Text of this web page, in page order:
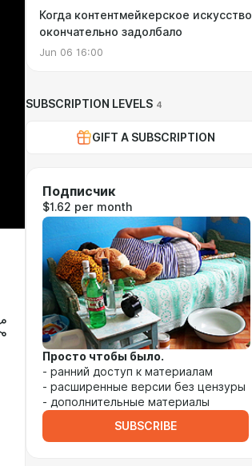
Когда контентмейкерское искусство
окончательно задолбало
Jun 06 16:00
SUBSCRIPTION LEVELS 4
GIFT A SUBSCRIPTION
Подписчик
$1.62 per month
Просто чтобы было.
- ранний доступ к материалам
- расширенные версии без цензуры
- дополнительные материалы
SUBSCRIBE